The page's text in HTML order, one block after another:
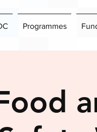
Programmes